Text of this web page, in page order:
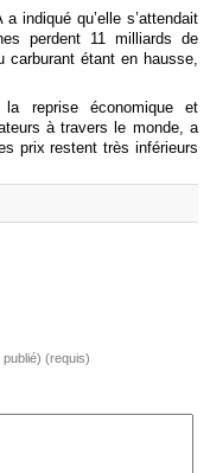
indiqué qu’elle s’attendait
perdent 11 milliards de
carburant étant en hausse,
reprise économique et
à travers le monde, a
prix restent très inférieurs
(requis)